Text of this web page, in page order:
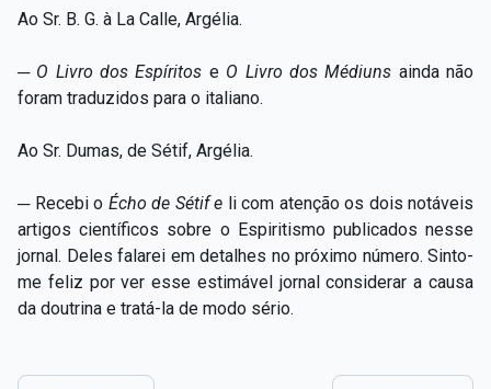
Ao Sr. B. G. à La Calle, Argélia.
─ O Livro dos Espíritos e O Livro dos Médiuns ainda não
foram traduzidos para o italiano.
Ao Sr. Dumas, de Sétif, Argélia.
─ Recebi o Écho de Sétif e li com atenção os dois notáveis
artigos científicos sobre o Espiritismo publicados nesse
jornal. Deles falarei em detalhes no próximo número. Sinto-
me feliz por ver esse estimável jornal considerar a causa
da doutrina e tratá-la de modo sério.